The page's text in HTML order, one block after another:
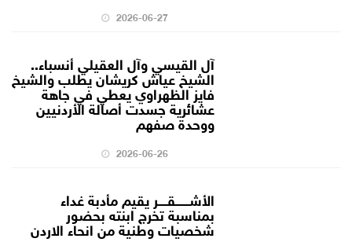
2026-06-27
آل القيسي وآل العقيلي أنسباء..
الشيخ عياش كريشان يطلب والشيخ
فايز الظهراوي يعطي في جاهة
عشائرية جسدت أصالة الأردنيين
ووحدة صفهم
2026-06-26
الأشــــــقــــر يقيم مأدبة غداء
بمناسبة تخرج ابنته بحضور
شخصيات وطنية من انحاء الاردن